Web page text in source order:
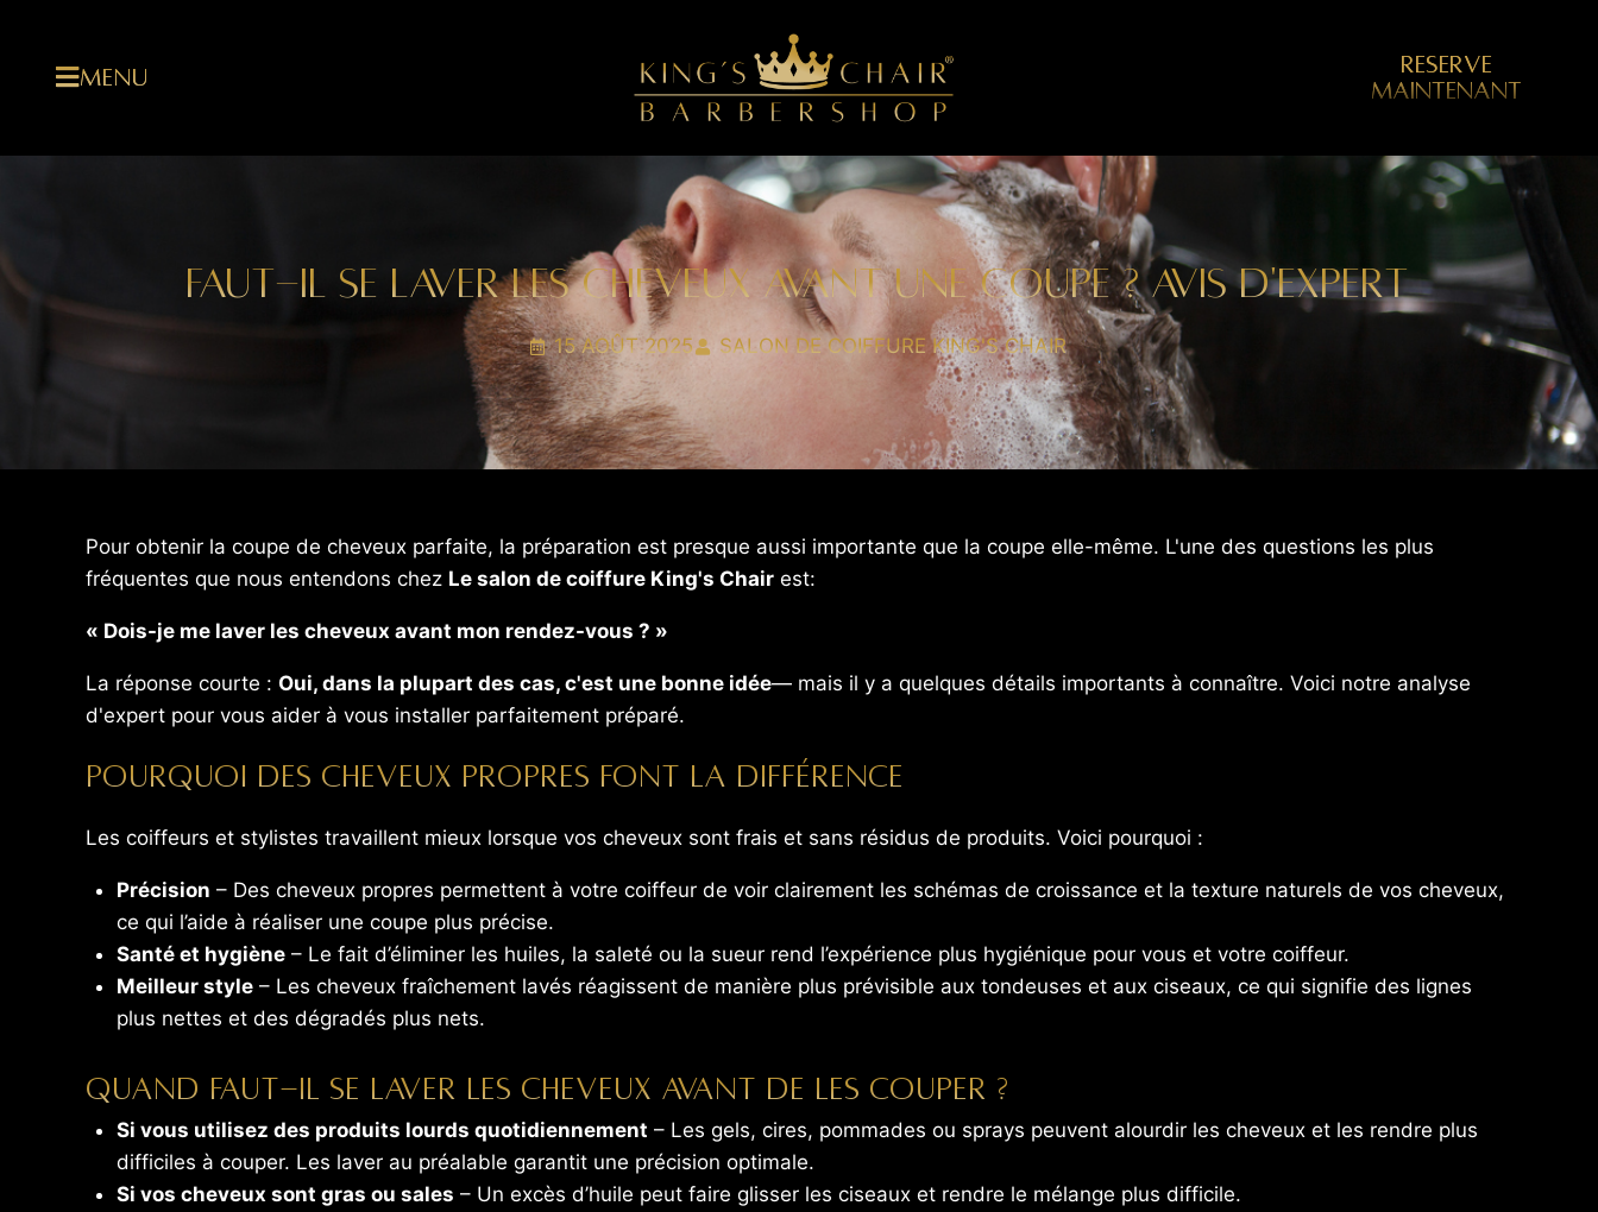
MENU
RESERVE
MAINTENANT
FAUT-IL SE LAVER LES CHEVEUX AVANT UNE COUPE ? AVIS D'EXPERT
15 AOÛT 2025 SALON DE COIFFURE KING'S CHAIR
Pour obtenir la coupe de cheveux parfaite, la préparation est presque aussi importante que la coupe elle-même. L'une des questions les plus
fréquentes que nous entendons chez Le salon de coiffure King's Chair est:
« Dois-je me laver les cheveux avant mon rendez-vous ? »
La réponse courte : Oui, dans la plupart des cas, c'est une bonne idée— mais il y a quelques détails importants à connaître. Voici notre analyse
d'expert pour vous aider à vous installer parfaitement préparé.
Pourquoi des cheveux propres font la différence
Les coiffeurs et stylistes travaillent mieux lorsque vos cheveux sont frais et sans résidus de produits. Voici pourquoi :
Précision – Des cheveux propres permettent à votre coiffeur de voir clairement les schémas de croissance et la texture naturels de vos cheveux,
ce qui l’aide à réaliser une coupe plus précise.
Santé et hygiène– Le fait d’éliminer les huiles, la saleté ou la sueur rend l’expérience plus hygiénique pour vous et votre coiffeur.
Meilleur style– Les cheveux fraîchement lavés réagissent de manière plus prévisible aux tondeuses et aux ciseaux, ce qui signifie des lignes
plus nettes et des dégradés plus nets.
Quand faut-il se laver les cheveux avant de les couper ?
Si vous utilisez des produits lourds quotidiennement – Les gels, cires, pommades ou sprays peuvent alourdir les cheveux et les rendre plus
difficiles à couper. Les laver au préalable garantit une précision optimale.
Si vos cheveux sont gras ou sales – Un excès d’huile peut faire glisser les ciseaux et rendre le mélange plus difficile.